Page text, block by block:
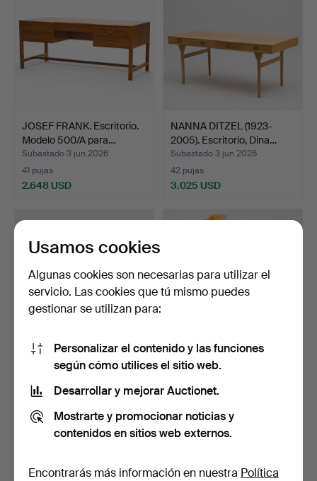
JOSEF FRANK. Escritorio.
Modelo 500/A para…
Subastado 3 jun 2026
41 pujas
2.648 USD
NANNA DITZEL (1923-
2005). Escritorio, Dina…
Subastado 3 jun 2026
42 pujas
3.025 USD
ESCRITORIO, abedul
Subastado 12 may 2026
28 pujas
2.763 USD
ESCRITORIO. Con alzada,
Subastado 4 may 2026
85 USD
Usamos cookies
Algunas cookies son necesarias para utilizar el
servicio. Las cookies que tú mismo puedes
gestionar se utilizan para:
Personalizar el contenido y las funciones
según cómo utilices el sitio web.
Desarrollar y mejorar Auctionet.
Mostrarte y promocionar noticias y
contenidos en sitios web externos.
Encontrarás más información en nuestra Política